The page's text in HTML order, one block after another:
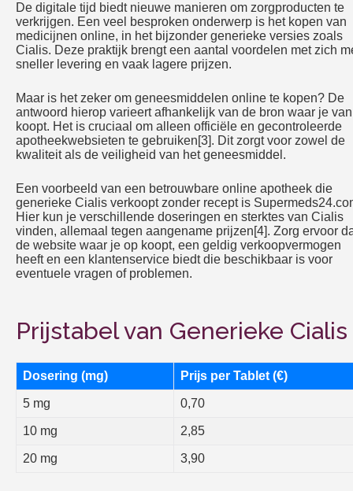
De digitale tijd biedt nieuwe manieren om zorgproducten te
verkrijgen. Een veel besproken onderwerp is het kopen van
medicijnen online, in het bijzonder generieke versies zoals
Cialis. Deze praktijk brengt een aantal voordelen met zich
sneller levering en vaak lagere prijzen.
Maar is het zeker om geneesmiddelen online te kopen? De
antwoord hierop varieert afhankelijk van de bron waar je van
koopt. Het is cruciaal om alleen officiële en gecontroleerde
apotheekwebsieten te gebruiken[3]. Dit zorgt voor zowel de
kwaliteit als de veiligheid van het geneesmiddel.
Een voorbeeld van een betrouwbare online apotheek die
generieke Cialis verkoopt zonder recept is
Hier kun je verschillende doseringen en sterktes van Cialis
vinden, allemaal tegen aangename prijzen[4]. Zorg ervoor
de website waar je op koopt, een geldig verkoopvermogen
heeft en een klantenservice biedt die beschikbaar is voor
eventuele vragen of problemen.
Prijstabel van Generieke Cialis
Dosering (mg) Prijs per Tablet (€)
5 mg 0,70
10 mg 2,85
20 mg 3,90